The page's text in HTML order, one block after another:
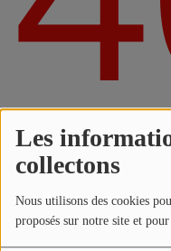
Les
collectons
Nous utilisons des cookies
proposés sur notre site et
C'ÉTAIT QUOI CE TITRE ?
NOS PROGRAMMES
ARCHIVES - SAISONS
VOS ÉMISSIONS EN